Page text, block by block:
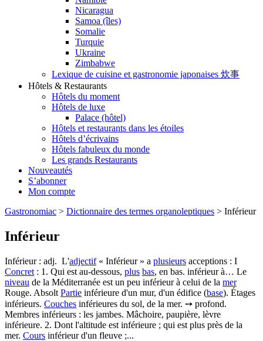
Nicaragua
Samoa (îles)
Somalie
Turquie
Ukraine
Zimbabwe
Lexique de cuisine et gastronomie japonaises 炊事
Hôtels & Restaurants
Hôtels du moment
Hôtels de luxe
Palace (hôtel)
Hôtels et restaurants dans les étoiles
Hôtels d’écrivains
Hôtels fabuleux du monde
Les grands Restaurants
Nouveautés
S’abonner
Mon compte
Gastronomiac > Dictionnaire des termes organoleptiques > Inférieur
Inférieur
Inférieur : adj. L'adjectif« Inférieur » a plusieurs acceptions : I
Concret : 1. Qui est au-dessous, plus bas, en bas. inférieur à… Le
niveau de la Méditerranée est un peu inférieur à celui de la mer
Rouge. Absolt Partie inférieure d'un mur, d'un édifice (base). Étages
inférieurs. Couches inférieures du sol, de la mer. ➙ profond.
Membres inférieurs : les jambes. Mâchoire, paupière, lèvre
inférieure. 2. Dont l'altitude est inférieure ; qui est plus près de la
mer. Cours inférieur d'un fleuve ;...